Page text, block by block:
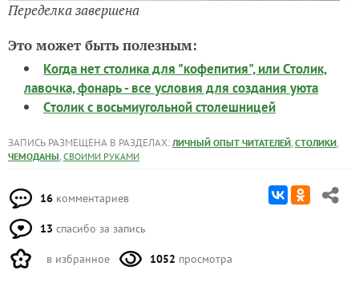
Переделка завершена
Это может быть полезным:
Когда нет столика для "кофепития", или Столик,
лавочка, фонарь - все условия для создания уюта
Столик с восьмиугольной столешницей
ЗАПИСЬ РАЗМЕЩЕНА В РАЗДЕЛАХ: ЛИЧНЫЙ ОПЫТ ЧИТАТЕЛЕЙ, СТОЛИКИ,
ЧЕМОДАНЫ, СВОИМИ РУКАМИ
16 комментариев
13 спасибо за запись
в избранное 1052 просмотра